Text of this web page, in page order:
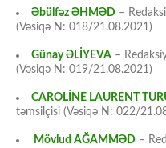
Əbülfəz ƏHMƏD –
(Vəsiqə N: 018/21.08.2021)
Günay ƏLİYEVA –
(Vəsiqə N: 019/21.08.2021)
CAROLİNE LAURENT
təmsilçisi (Vəsiqə N: 022/
Mövlud AĞAMMƏD –